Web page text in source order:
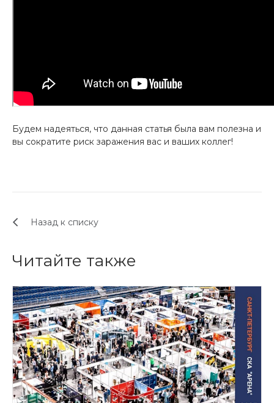
Будем надеяться, что данная статья была вам полезна и
вы сократите риск заражения вас и ваших коллег!
Назад к списку
Читайте также